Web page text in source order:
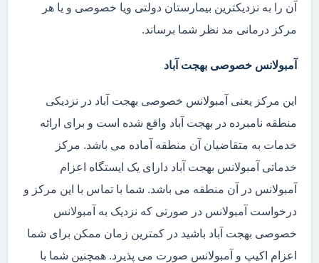
آن را به نزدیکترین بیمارستان دولتی ویا خصوصی و یا هر
مرکز درمانی مد نظر شما برساند.
آمبولانس خصوصی بهجت آباد
این مرکز یعنی آمبولانس خصوصی بهجت آباد در نزدیکی
منطقه نامبرده در بهجت آباد واقع شده است و برای ارائه
خدمات به متقاضیان آن منطقه آماده می باشد. مرکز
خدماتی آمبولانس بهجت آباد دارای یک ایستگاه اعزام
آمبولانس در آن منطقه می باشد. شما با تماس با این مرکز و
درخواست آمبولانس در صورتی که نزدیک به آمبولانس
خصوصی بهجت آباد باشید در کمترین زمان ممکن برای شما
اعزام اکیپ و آمبولانس صورت می پذیرد. همچنین شما با